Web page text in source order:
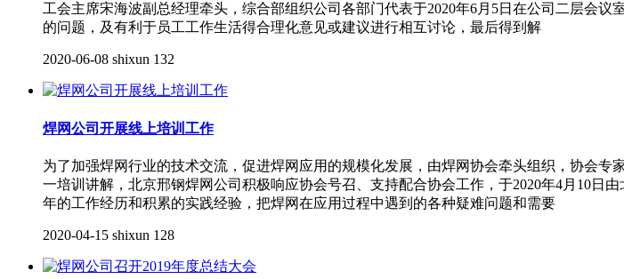
工会主席宋海波副总经理牵头，综合部组织公司各部门代表于2020年6月5日在公司二层会
的问题，及有利于员工工作生活得合理化意见或建议进行相互讨论，最后得到解
2020-06-08 shixun 132
焊网公司开展线上培训工作
为了加强焊网行业的技术交流，促进焊网应用的规模化发展，由焊网协会牵头组织，协会
一培训讲解，北京邢钢焊网公司积极响应协会号召、支持配合协会工作，于2020年4月10日
年的工作经历和积累的实践经验，把焊网在应用过程中遇到的各种疑难问题和需要
2020-04-15 shixun 128